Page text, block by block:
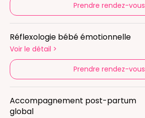
Prendre rendez-vous
Réflexologie bébé émotionnelle
Voir le détail >
Prendre rendez-vous
Accompagnement post-partum
global